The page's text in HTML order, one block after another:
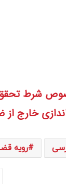
شرط
خارج
رویه